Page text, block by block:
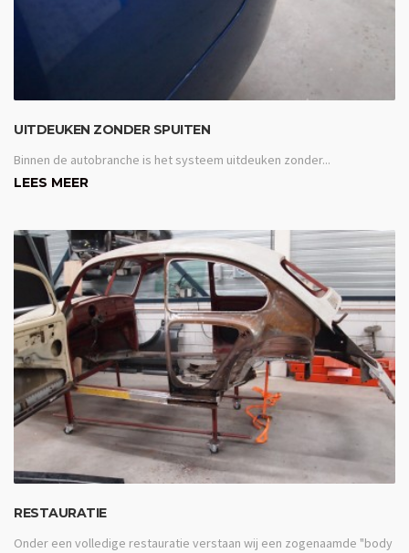
UITDEUKEN ZONDER SPUITEN
Binnen de autobranche is het systeem uitdeuken zonder...
LEES MEER
RESTAURATIE
Onder een volledige restauratie verstaan wij een zogenaamde "body